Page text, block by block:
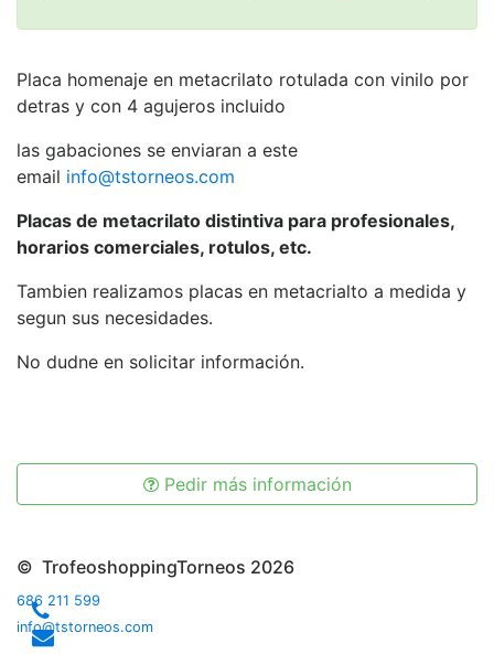
Placa homenaje en metacrilato rotulada con vinilo por
detras y con 4 agujeros incluido
las gabaciones se enviaran a este
email info@tstorneos.com
Placas de metacrilato distintiva para profesionales,
horarios comerciales, rotulos, etc.
Tambien realizamos placas en metacrialto a medida y
segun sus necesidades.
No dudne en solicitar información.
Pedir más información
© TrofeoshoppingTorneos 2026
686 211 599
info@tstorneos.com